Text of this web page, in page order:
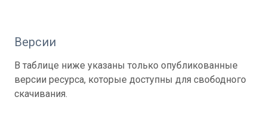
Версии
В таблице ниже указаны только опубликованные
версии ресурса, которые доступны для свободного
скачивания.